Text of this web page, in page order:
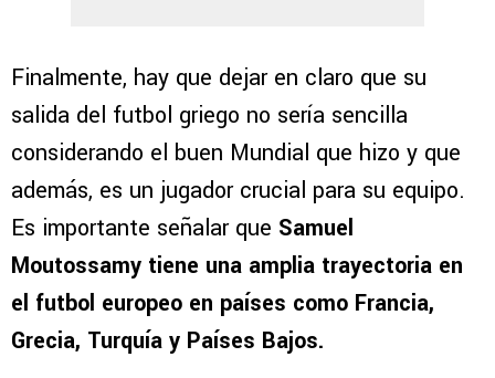
Finalmente, hay que dejar en claro que su
salida del futbol griego no sería sencilla
considerando el buen Mundial que hizo y que
además, es un jugador crucial para su equipo.
Es importante señalar que Samuel
Moutossamy tiene una amplia trayectoria en
el futbol europeo en países como Francia,
Grecia, Turquía y Países Bajos.